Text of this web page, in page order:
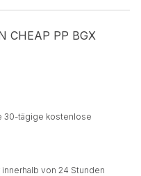
CHEAP PP BGX
30-tägige kostenlose
von 24 Stunden